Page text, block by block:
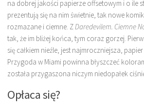
na dobrej jakości papierze offsetowym i o ile
prezentują się na nim świetnie, tak nowe
rozmazane i ciemne. ZDaredevilem. Ciemne
tak, że im bliżej końca, tym coraz gorzej.
się całkiem nieźle, jest najmroczniejsza,
Przygoda w Miami powinna błyszczeć
została przygaszona niczym niedopałek
Opłaca się?